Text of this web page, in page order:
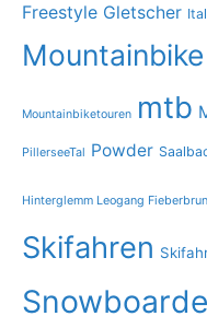
Freestyle Gletscher
Mountainbike
Mountainbiketouren mtb
PillerseeTal Powder
Hinterglemm Leogang
Skifahren